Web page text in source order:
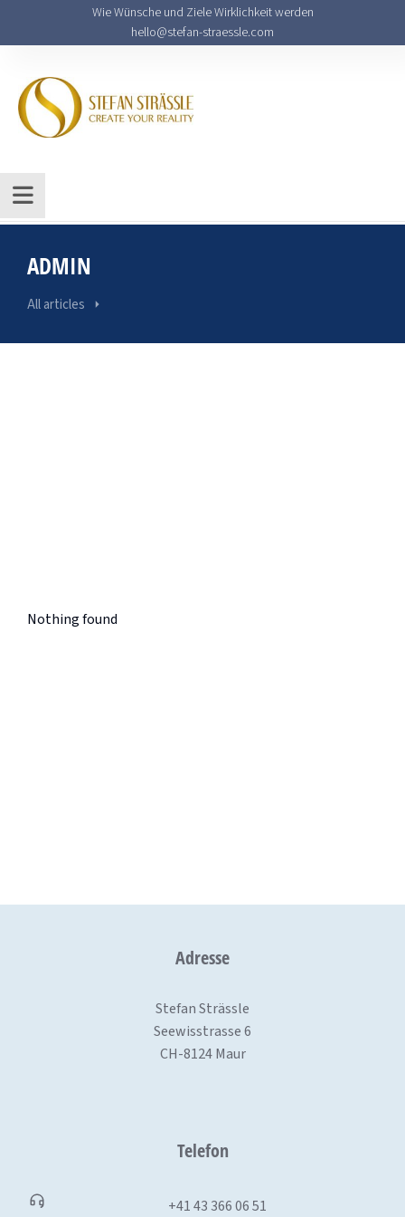
Wie Wünsche und Ziele Wirklichkeit werden
hello@stefan-straessle.com
ADMIN
All articles
Nothing found
Adresse
Stefan Strässle
Seewisstrasse 6
CH-8124 Maur
Telefon
+41 43 366 06 51